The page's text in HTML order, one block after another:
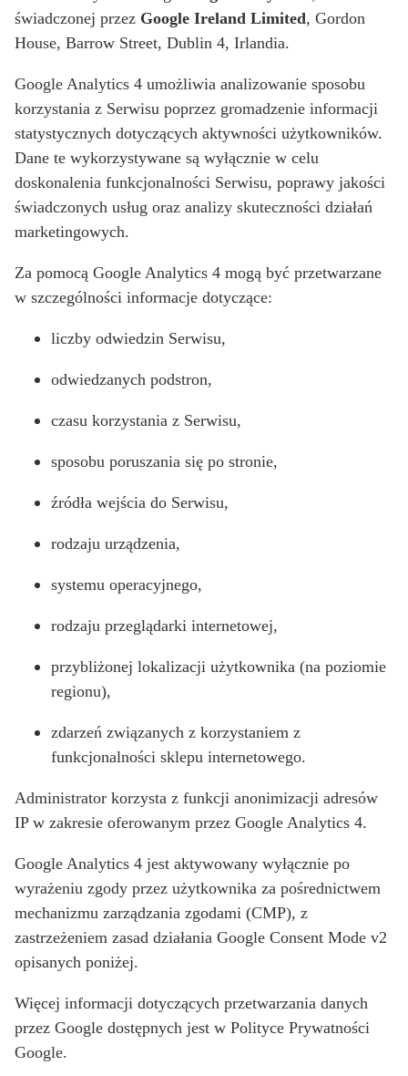
świadczonej przez Google Ireland Limited, Gordon
House, Barrow Street, Dublin 4, Irlandia.
Google Analytics 4 umożliwia analizowanie sposobu
korzystania z Serwisu poprzez gromadzenie informacji
statystycznych dotyczących aktywności użytkowników.
Dane te wykorzystywane są wyłącznie w celu
doskonalenia funkcjonalności Serwisu, poprawy jakości
świadczonych usług oraz analizy skuteczności działań
marketingowych.
Za pomocą Google Analytics 4 mogą być przetwarzane
w szczególności informacje dotyczące:
liczby odwiedzin Serwisu,
odwiedzanych podstron,
czasu korzystania z Serwisu,
sposobu poruszania się po stronie,
źródła wejścia do Serwisu,
rodzaju urządzenia,
systemu operacyjnego,
rodzaju przeglądarki internetowej,
przybliżonej lokalizacji użytkownika (na poziomie
regionu),
zdarzeń związanych z korzystaniem z
funkcjonalności sklepu internetowego.
Administrator korzysta z funkcji anonimizacji adresów
IP w zakresie oferowanym przez Google Analytics 4.
Google Analytics 4 jest aktywowany wyłącznie po
wyrażeniu zgody przez użytkownika za pośrednictwem
mechanizmu zarządzania zgodami (CMP), z
zastrzeżeniem zasad działania Google Consent Mode v2
opisanych poniżej.
Więcej informacji dotyczących przetwarzania danych
przez Google dostępnych jest w Polityce Prywatności
Google.